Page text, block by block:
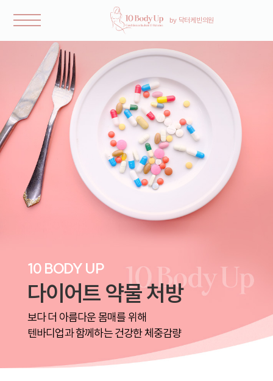
10 BODY UP
다이어트 약물 처방
보다 더 아름다운 몸매를 위해
텐바디업과 함께하는 건강한 체중감량